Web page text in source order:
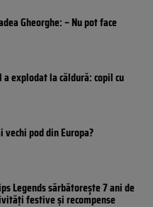
Gheorghe: – Nu pot face
a explodat la căldură: copil cu
vechi pod din Europa?
Legends sărbătorește 7 ani de
festive și recompense